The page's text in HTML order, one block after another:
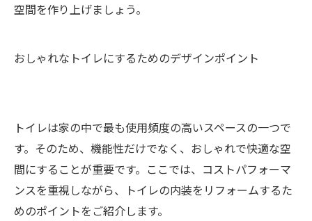
空間を作り上げましょう。
おしゃれなトイレにするためのデザインポイント
トイレは家の中で最も使用頻度の高いスペースの一つで
す。そのため、機能性だけでなく、おしゃれで快適な空
間にすることが重要です。ここでは、コストパフォーマ
ンスを重視しながら、トイレの内装をリフォームするた
めのポイントをご紹介します。